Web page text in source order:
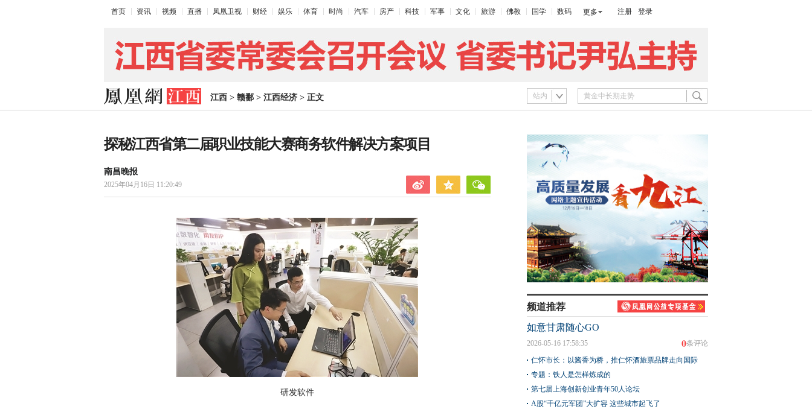
首页 资讯 视频 直播 凤凰卫视 财经 娱乐 体育 时尚 汽车 房产 科技 军事 文化 旅游 佛教 国学 数码 更多 注册 登录
江西 > 赣鄱 > 江西经济 > 正文 站内
探秘江西省第二届职业技能大赛商务软件解决方案项目
南昌晚报
2025年04月16日 11:20:49
研发软件
频道推荐
如意甘肃随心GO
0条评论
2026-05-16 17:58:35
仁怀市长：以酱香为桥，推仁怀酒旅票品牌走向国际
专题：铁人是怎样炼成的
第七届上海创新创业青年50人论坛
A股“千亿元军团”大扩容 这些城市起飞了